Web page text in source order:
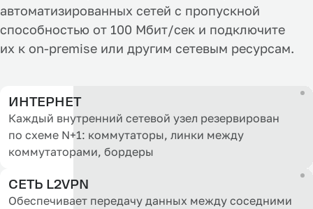
автоматизированных сетей с пропускной
способностью от 100 Мбит/сек и подключите
их к on-premise или другим сетевым ресурсам.
ИНТЕРНЕТ
Каждый внутренний сетевой узел резервирован
по схеме N+1: коммутаторы, линки между
коммутаторами, бордеры
СЕТЬ L2VPN
Обеспечивает передачу данных между соседними